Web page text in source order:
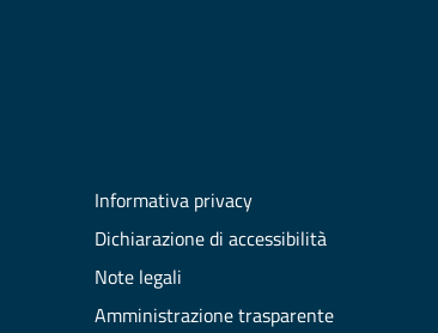
Informativa privacy
Dichiarazione di accessibilità
Note legali
Amministrazione trasparente